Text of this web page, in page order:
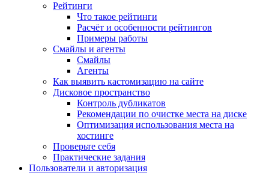
Рейтинги
Что такое рейтинги
Расчёт и особенности рейтингов
Примеры работы
Смайлы и агенты
Смайлы
Агенты
Как выявить кастомизацию на сайте
Дисковое пространство
Контроль дубликатов
Рекомендации по очистке места на диске
Оптимизация использования места на
хостинге
Проверьте себя
Практические задания
Пользователи и авторизация